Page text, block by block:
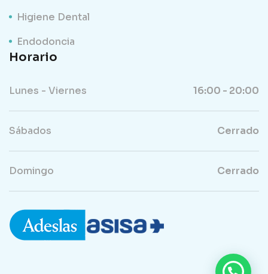
Higiene Dental
Endodoncia
Horario
Lunes - Viernes 16:00 - 20:00
Sábados Cerrado
Domingo Cerrado